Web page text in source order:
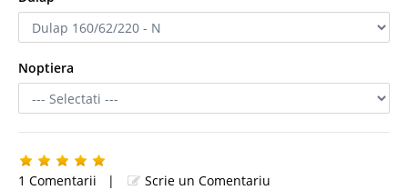
Noptiera
1 Comentarii |
Scrie un Comentariu